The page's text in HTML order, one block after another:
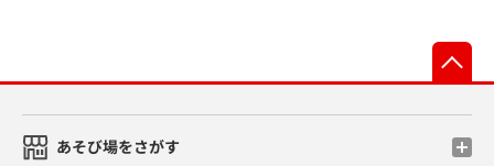
あそび場をさがす